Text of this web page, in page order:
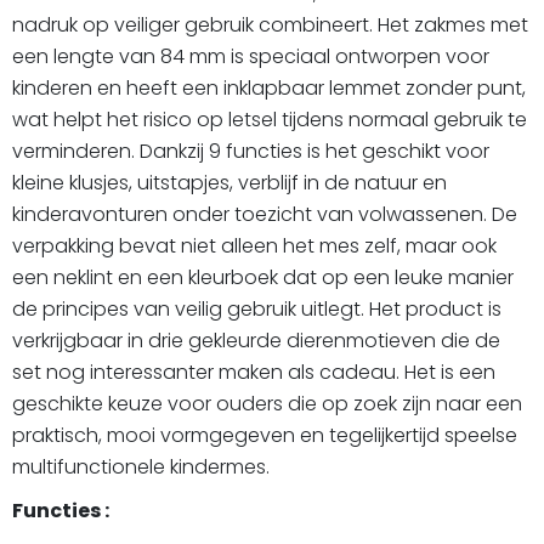
nadruk op veiliger gebruik combineert. Het zakmes met
een lengte van 84 mm is speciaal ontworpen voor
kinderen en heeft een inklapbaar lemmet zonder punt,
wat helpt het risico op letsel tijdens normaal gebruik te
verminderen. Dankzij 9 functies is het geschikt voor
kleine klusjes, uitstapjes, verblijf in de natuur en
kinderavonturen onder toezicht van volwassenen. De
verpakking bevat niet alleen het mes zelf, maar ook
een neklint en een kleurboek dat op een leuke manier
de principes van veilig gebruik uitlegt. Het product is
verkrijgbaar in drie gekleurde dierenmotieven die de
set nog interessanter maken als cadeau. Het is een
geschikte keuze voor ouders die op zoek zijn naar een
praktisch, mooi vormgegeven en tegelijkertijd speelse
multifunctionele kindermes.
Functies :